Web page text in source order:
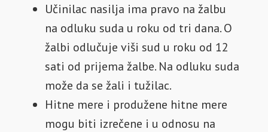
Učinilac nasilja ima pravo na žalbu
na odluku suda u roku od tri dana. O
žalbi odlučuje viši sud u roku od 12
sati od prijema žalbe. Na odluku suda
može da se žali i tužilac.
Hitne mere i produžene hitne mere
mogu biti izrečene i u odnosu na